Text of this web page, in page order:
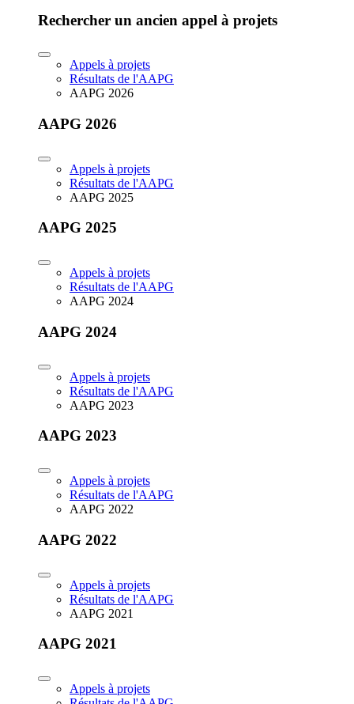
Rechercher un ancien appel à projets
Appels à projets
Résultats de l'AAPG
AAPG 2026
AAPG 2026
Appels à projets
Résultats de l'AAPG
AAPG 2025
AAPG 2025
Appels à projets
Résultats de l'AAPG
AAPG 2024
AAPG 2024
Appels à projets
Résultats de l'AAPG
AAPG 2023
AAPG 2023
Appels à projets
Résultats de l'AAPG
AAPG 2022
AAPG 2022
Appels à projets
Résultats de l'AAPG
AAPG 2021
AAPG 2021
Appels à projets